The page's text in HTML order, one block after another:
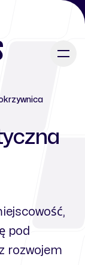
pod
rozwojem